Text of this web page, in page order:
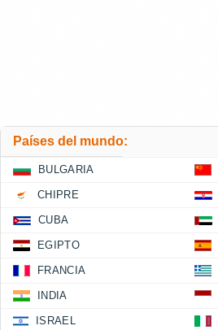
Países del mundo:
BULGARIA
CHIPRE
CUBA
EGIPTO
FRANCIA
INDIA
ISRAEL